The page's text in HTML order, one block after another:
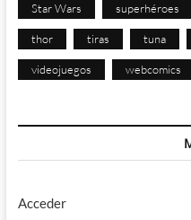
Star Wars superhéroes
thor tiras tuna
videojuegos webcomics
Acceder